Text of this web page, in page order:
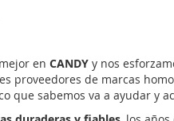
en CANDY y nos
proveedores de marcas
que sabemos va a ayudar y